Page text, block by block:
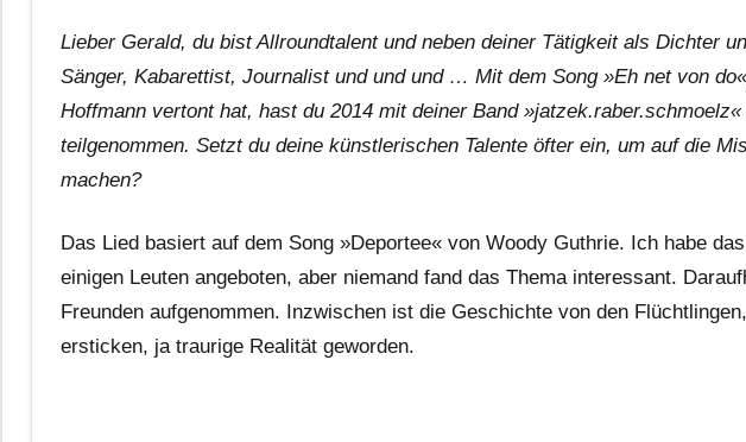
Lieber Gerald, du bist Allroundtalent und neben deiner Tätigkeit als Dichter
Sänger, Kabarettist, Journalist und und und … Mit dem Song »Eh net von
Hoffmann vertont hat, hast du 2014 mit deiner Band
teilgenommen. Setzt du deine künstlerischen Talente öfter ein, um auf die
machen?
Das Lied basiert auf dem Song »Deportee« von Woody Guthrie. Ich habe
einigen Leuten angeboten, aber niemand fand das Thema interessant.
Freunden aufgenommen. Inzwischen ist die Geschichte von den
ersticken, ja traurige Realität geworden.